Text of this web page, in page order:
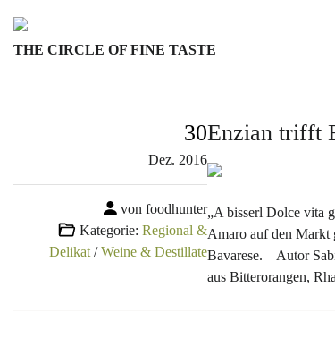
content
THE CIRCLE OF FINE TASTE
30
Dez. 2016
von foodhunter
Kategorie: Regional &
Delikat/Weine & Destillate
Enzian trifft
„A bisserl Dolce vita
Amaro auf den Markt
Bavarese. Autor
aus Bitterorangen,